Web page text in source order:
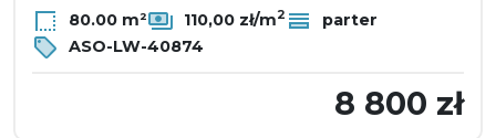
80.00 m² 110,00 zł/m2
parter
ASO-LW-40874
8 800 zł